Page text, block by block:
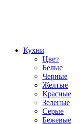
Кухни
Цвет
Белые
Черные
Желтые
Красные
Зеленые
Серые
Бежевые